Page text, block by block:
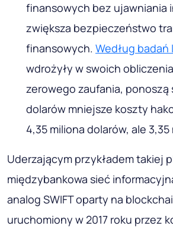
finansowych bez ujawniania
zwiększa bezpieczeństwo
finansowych. Według badań
wdrożyły w swoich
zerowego zaufania, ponoszą
dolarów mniejsze koszty
4,35 miliona dolarów, ale
Uderzającym przykładem takiej
międzybankowa sieć
analog SWIFT oparty na
uruchomiony w 2017 roku przez